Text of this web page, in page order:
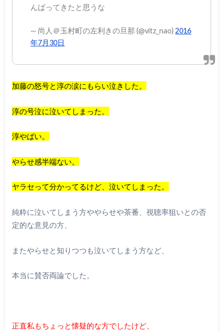
んばってきたと思うな
— 尚人＠玉村町の左利きの旦那 (@vitz_nao)2016
年7月30日
加藤の怒号と淳の涙にもらい泣きした。
淳の号泣に泣いてしまった。
淳やばい。
やらせ感半端ない。
ヤラセって分かってるけど、泣いてしまった。
純粋に泣いてしまう方ややらせや茶番、視聴率狙いとの否
定的な意見の方、
またやらせと知りつつも泣いてしまう方など、
本当に賛否両論でした。
正直私もちょっと懐疑的な方でしたけど、